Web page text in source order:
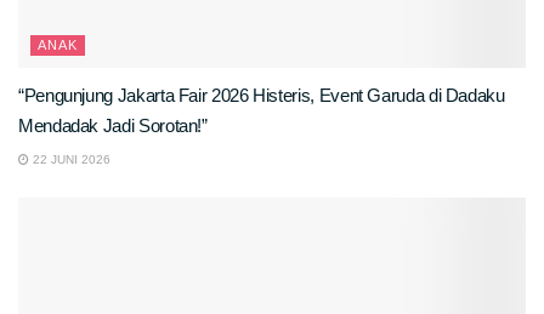
ANAK
“Pengunjung Jakarta Fair 2026 Histeris, Event Garuda di Dadaku
Mendadak Jadi Sorotan!”
22 JUNI 2026